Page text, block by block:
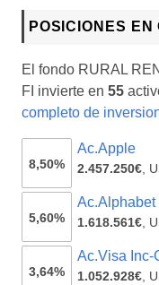
POSICIONES
El fondo RURAL
FI invierte en 55
completo de
8,50%
Ac.Apple
2.457.250€,
5,60%
Ac.Alphabet
1.618.561€,
3,64%
Ac.Visa Inc-
1.052.928€,